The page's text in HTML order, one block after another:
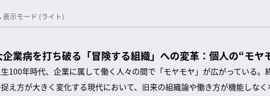
表示モード (ライト)
企業病を打ち破る「冒険する組織」への変革：個人の“モヤ
100年時代、企業に属して働く人々の間で「モヤモヤ」が広がっている。
え方が大きく変化する現代において、旧来の組織論や働き方が機能しな